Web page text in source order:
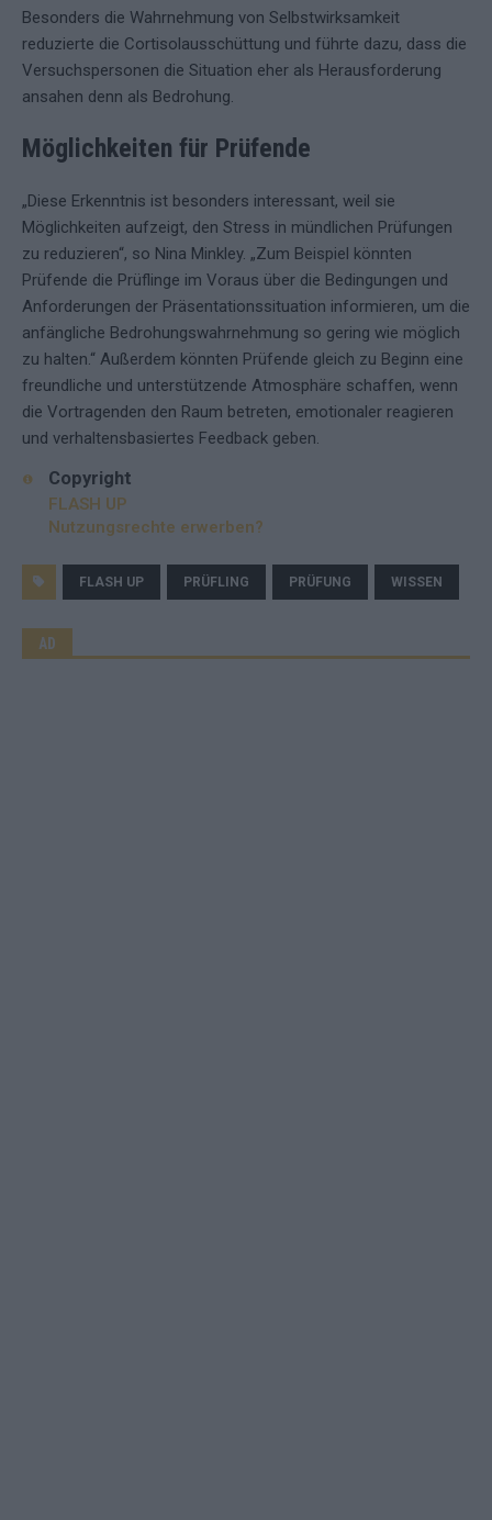
Besonders die Wahrnehmung von Selbstwirksamkeit
reduzierte die Cortisolausschüttung und führte dazu, dass die
Versuchspersonen die Situation eher als Herausforderung
ansahen denn als Bedrohung.
Möglichkeiten für Prüfende
„Diese Erkenntnis ist besonders interessant, weil sie
Möglichkeiten aufzeigt, den Stress in mündlichen Prüfungen
zu reduzieren“, so Nina Minkley. „Zum Beispiel könnten
Prüfende die Prüflinge im Voraus über die Bedingungen und
Anforderungen der Präsentationssituation informieren, um die
anfängliche Bedrohungswahrnehmung so gering wie möglich
zu halten.“ Außerdem könnten Prüfende gleich zu Beginn eine
freundliche und unterstützende Atmosphäre schaffen, wenn
die Vortragenden den Raum betreten, emotionaler reagieren
und verhaltensbasiertes Feedback geben.
Copyright
FLASH UP
Nutzungsrechte erwerben?
FLASH UP PRÜFLING PRÜFUNG WISSEN
AD